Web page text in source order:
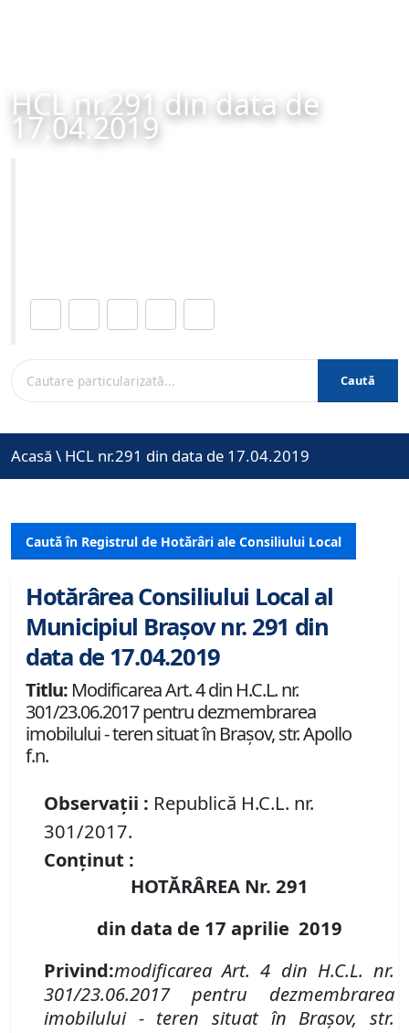
HCL nr.291 din data de
17.04.2019
Caută
Acasă \ HCL nr.291 din data de 17.04.2019
Caută în Registrul de Hotărâri ale Consiliului Local
Hotărârea Consiliului Local al
Municipiul Brașov nr. 291 din
data de 17.04.2019
Titlu: Modificarea Art. 4 din H.C.L. nr.
301/23.06.2017 pentru dezmembrarea
imobilului - teren situat în Braşov, str. Apollo
f.n.
Observații : Republică H.C.L. nr.
301/2017.
Conținut :
HOTĂRÂREA Nr. 291
din data de 17 aprilie 2019
Privind:modificarea Art. 4 din H.C.L. nr.
301/23.06.2017 pentru dezmembrarea
imobilului - teren situat în Braşov, str.